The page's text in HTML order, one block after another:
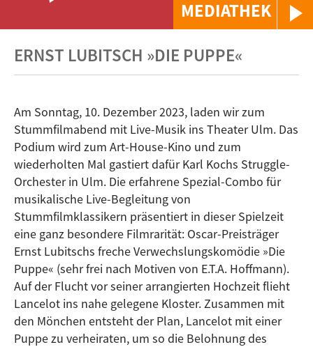
MEDIATHEK
ERNST LUBITSCH »DIE PUPPE«
Am Sonntag, 10. Dezember 2023, laden wir zum
Stummfilmabend mit Live-Musik ins Theater Ulm. Das
Podium wird zum Art-House-Kino und zum
wiederholten Mal gastiert dafür Karl Kochs Struggle-
Orchester in Ulm. Die erfahrene Spezial-Combo für
musikalische Live-Begleitung von
Stummfilmklassikern präsentiert in dieser Spielzeit
eine ganz besondere Filmrarität: Oscar-Preisträger
Ernst Lubitschs freche Verwechslungskomödie »Die
Puppe« (sehr frei nach Motiven von E.T.A. Hoffmann).
Auf der Flucht vor seiner arrangierten Hochzeit flieht
Lancelot ins nahe gelegene Kloster. Zusammen mit
den Mönchen entsteht der Plan, Lancelot mit einer
Puppe zu verheiraten, um so die Belohnung des